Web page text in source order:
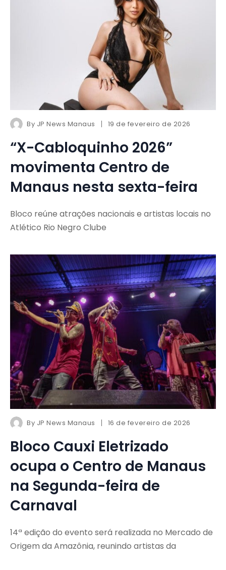
By JP News Manaus 19 de fevereiro de 2026
“X-Cabloquinho 2026”
movimenta Centro de
Manaus nesta sexta-feira
Bloco reúne atrações nacionais e artistas locais no
Atlético Rio Negro Clube
By JP News Manaus 16 de fevereiro de 2026
Bloco Cauxi Eletrizado
ocupa o Centro de Manaus
na Segunda-feira de
Carnaval
14ª edição do evento será realizada no Mercado de
Origem da Amazônia, reunindo artistas da